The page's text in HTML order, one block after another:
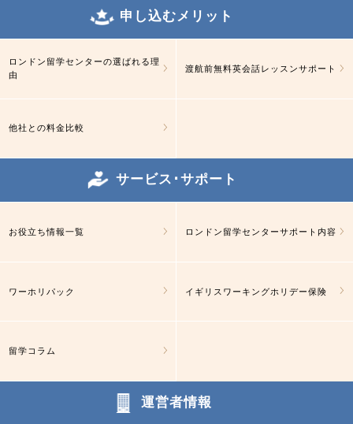
申し込むメリット
ロンドン留学センターの選ばれる理
由
渡航前無料英会話レッスンサポート
他社との料金比較
サービス･サポート
お役立ち情報一覧 ロンドン留学センターサポート内容
ワーホリパック イギリスワーキングホリデー保険
留学コラム
運営者情報